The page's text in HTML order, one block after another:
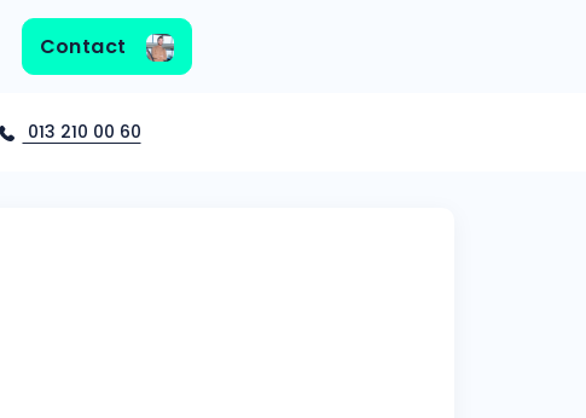
Contact
013 210 00 60